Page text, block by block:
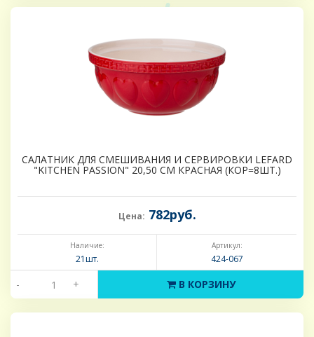
САЛАТНИК ДЛЯ СМЕШИВАНИЯ И СЕРВИРОВКИ LEFARD
"KITCHEN PASSION" 20,50 СМ КРАСНАЯ (КОР=8ШТ.)
Цена: 782руб.
Наличие:
21шт.
Артикул:
424-067
- + В КОРЗИНУ